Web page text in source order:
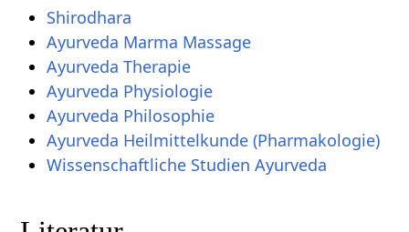
Shirodhara
Ayurveda Marma Massage
Ayurveda Therapie
Ayurveda Physiologie
Ayurveda Philosophie
Ayurveda Heilmittelkunde (Pharmakologie)
Wissenschaftliche Studien Ayurveda